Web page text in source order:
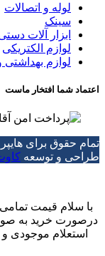
لوله و اتصالات
سینک
ابزار آلات
لوازم الکتریکی
لوازم
اعتماد شما افتخار ماست
تمام حقوق برای
طراحی و توسعه
با سلام قیمت
درصورت خرید به